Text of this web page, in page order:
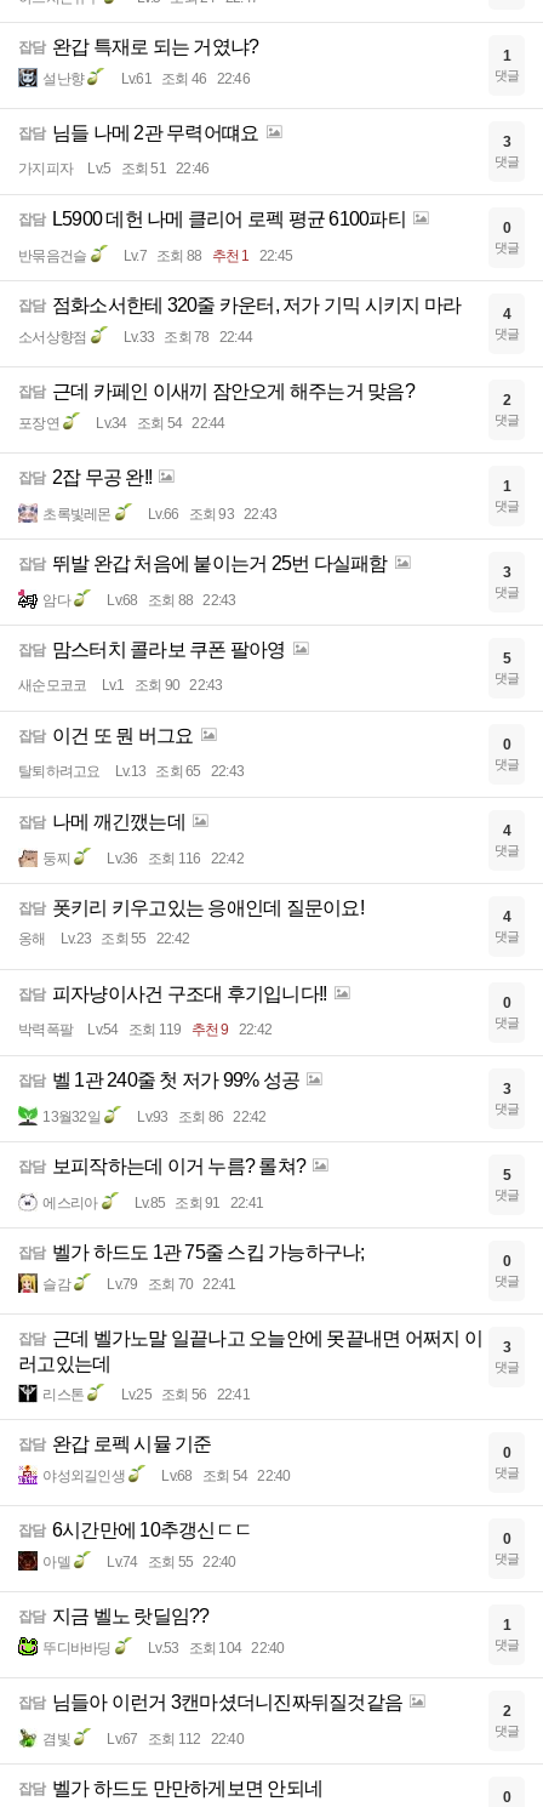
잡담 완갑 특재로 되는 거였냐?
설난향 Lv.61 조회 46 22:46
1
댓글
잡담 님들 나메 2관 무력어떄요
가지피자 Lv.5 조회 51 22:46
3
댓글
잡담 L5900 데헌 나메 클리어 로펙 평균 6100파티
반묶음건슬 Lv.7 조회 88 추천 1 22:45
0
댓글
잡담 점화소서한테 320줄 카운터, 저가 기믹 시키지 마라
소서상향점 Lv.33 조회 78 22:44
4
댓글
잡담 근데 카페인 이새끼 잠안오게 해주는거 맞음?
포장연 Lv.34 조회 54 22:44
2
댓글
잡담 2잡 무공 완!!
초록빛레몬 Lv.66 조회 93 22:43
1
댓글
잡담 뛰발 완갑 처음에 붙이는거 25번 다실패함
암다 Lv.68 조회 88 22:43
3
댓글
잡담 맘스터치 콜라보 쿠폰 팔아영
새순모코코 Lv.1 조회 90 22:43
5
댓글
잡담 이건 또 뭔 버그요
탈퇴하려고요 Lv.13 조회 65 22:43
0
댓글
잡담 나메 깨긴깼는데
둥찌 Lv.36 조회 116 22:42
4
댓글
잡담 폿키리 키우고있는 응애인데 질문이요!
옹해 Lv.23 조회 55 22:42
4
댓글
잡담 피자냥이사건 구조대 후기입니다!!
박력폭팔 Lv.54 조회 119 추천 9 22:42
0
댓글
잡담 벨 1관 240줄 첫 저가 99% 성공
13월32일 Lv.93 조회 86 22:42
3
댓글
잡담 보피작하는데 이거 누름? 롤쳐?
에스리아 Lv.85 조회 91 22:41
5
댓글
잡담 벨가 하드도 1관 75줄 스킵 가능하구나;
슬감 Lv.79 조회 70 22:41
0
댓글
잡담 근데 벨가노말 일끝나고 오늘안에 못끝내면 어쩌지 이
러고있는데
리스톤 Lv.25 조회 56 22:41
3
댓글
잡담 완갑 로펙 시뮬 기준
야성외길인생 Lv.68 조회 54 22:40
0
댓글
잡담 6시간만에 10추갱신ㄷㄷ
아델 Lv.74 조회 55 22:40
0
댓글
잡담 지금 벨노 랏딜임??
뚜디바바딩 Lv.53 조회 104 22:40
1
댓글
잡담 님들아 이런거 3캔마셨더니진짜뒤질것같음
겸빛 Lv.67 조회 112 22:40
2
댓글
잡담 벨가 하드도 만만하게보면 안되네 0